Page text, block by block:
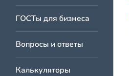
ГОСТы для бизнеса
Вопросы и ответы
Калькуляторы